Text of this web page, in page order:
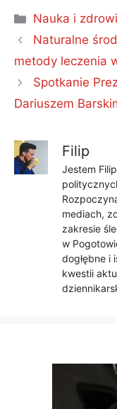
Kategorie
Nauka i
Naturalne
metody leczenia
Spotkanie
Dariuszem
Filip
Jestem
mediach,
zakresie
w
dogłębne i
kwestii